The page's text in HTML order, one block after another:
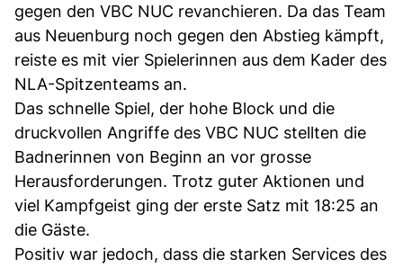
gegen den VBC NUC revanchieren. Da das Team
aus Neuenburg noch gegen den Abstieg kämpft,
reiste es mit vier Spielerinnen aus dem Kader des
NLA-Spitzenteams an.
Das schnelle Spiel, der hohe Block und die
druckvollen Angriffe des VBC NUC stellten die
Badnerinnen von Beginn an vor grosse
Herausforderungen. Trotz guter Aktionen und
viel Kampfgeist ging der erste Satz mit 18:25 an
die Gäste.
Positiv war jedoch, dass die starken Services des